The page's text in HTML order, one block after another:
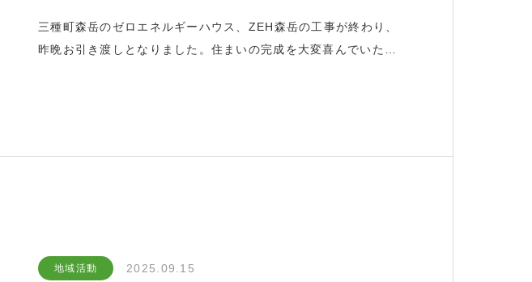
三種町森岳のゼロエネルギーハウス、ZEH森岳の工事が終わり、
昨晩お引き渡しとなりました。住まいの完成を大変喜んでいただ
地域活動 2025.09.15